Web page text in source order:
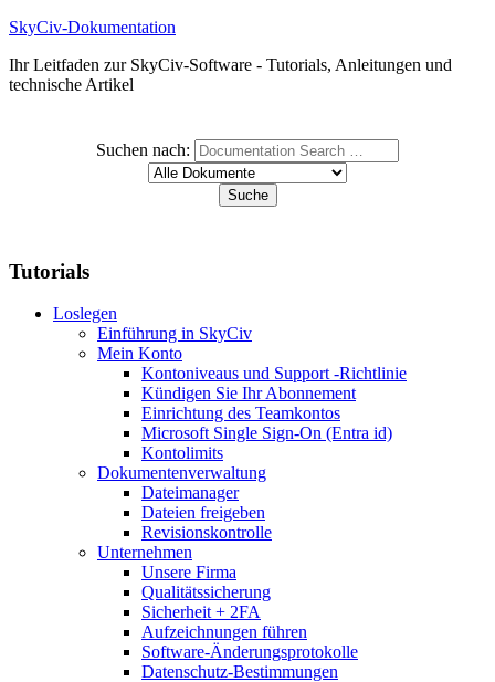
SkyCiv-Dokumentation
Ihr Leitfaden zur SkyCiv-Software - Tutorials, Anleitungen und
technische Artikel
Suchen nach:
Tutorials
Loslegen
Einführung in SkyCiv
Mein Konto
Kontoniveaus und Support -Richtlinie
Kündigen Sie Ihr Abonnement
Einrichtung des Teamkontos
Microsoft Single Sign-On (Entra id)
Kontolimits
Dokumentenverwaltung
Dateimanager
Dateien freigeben
Revisionskontrolle
Unternehmen
Unsere Firma
Qualitätssicherung
Sicherheit + 2FA
Aufzeichnungen führen
Software-Änderungsprotokolle
Datenschutz-Bestimmungen